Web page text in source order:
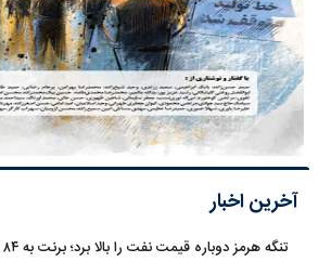
آخرین اخبار
تنگه هرمز دوباره قیمت نفت را بالا برد؛ برنت به ۸۴ دلار رسید